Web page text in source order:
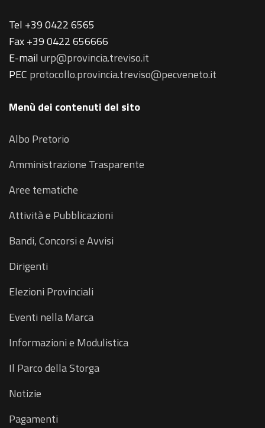
Tel +39 0422 6565
Fax +39 0422 656666
E-mailurp@provincia.treviso.it
PEC protocollo.provincia.treviso@pecveneto.it
Menù dei contenuti del sito
Albo Pretorio
Amministrazione Trasparente
Aree tematiche
Attività e Pubblicazioni
Bandi, Concorsi e Avvisi
Dirigenti
Elezioni Provinciali
Eventi nella Marca
Informazioni e Modulistica
Il Parco della Storga
Notizie
Pagamenti